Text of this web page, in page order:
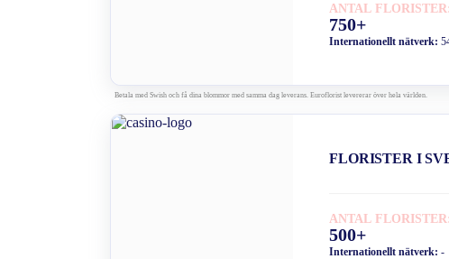
ANTAL FLORISTER:
750+
Internationellt nätverk:
Betala med Swish och få dina blommor med samma dag leverans. Euroflorist levererar över hela världen.
FLORISTER I
ANTAL FLORISTER:
500+
Internationellt nätverk:-